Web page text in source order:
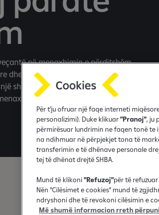
në menaxhimin e përditshëm
dhe automatizimi i tyre nëpërmjet
shkallë të lartë të kontrollit dhe
transaksionet financiare me
Për t'ju ofruar një faqe interneti
personalizimi). Duke klikuar"Pranoj", ju
përmirësuar lundrimin ne faqen tonë
na ndihmuar në përpjekjet tona të
transferimin e të dhënave personale
tej të dhënat drejtë SHBA.
Mund të klikoni"Refuzoj"për të
Nën "Cilësimet e cookies" mund të
ndryshoni dhe të revokoni cilësimin e
Më shumë informacion rreth